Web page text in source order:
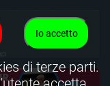
Io accetto
di terze parti.